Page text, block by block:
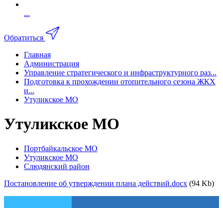
...
Обратиться
Главная
Администрация
Управление стратегического и инфраструктурного раз...
Подготовка к прохождении отопительного сезона ЖКХ
и...
Утуликское МО
Утуликское МО
Портбайкальское МО
Утуликское МО
Слюдянский район
Постановление об утверждении плана действий.docx (94 Kb)